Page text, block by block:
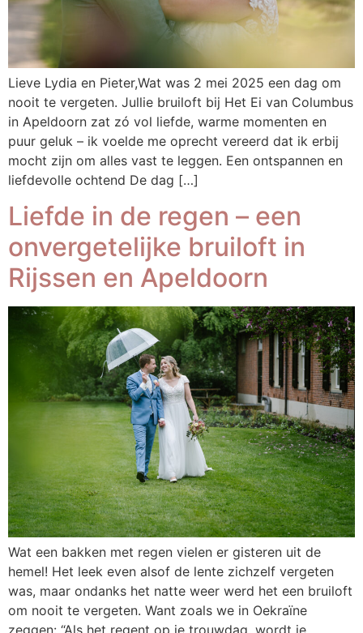
Lieve Lydia en Pieter,Wat was 2 mei 2025 een dag om
nooit te vergeten. Jullie bruiloft bij Het Ei van Columbus
in Apeldoorn zat zó vol liefde, warme momenten en
puur geluk – ik voelde me oprecht vereerd dat ik erbij
mocht zijn om alles vast te leggen. Een ontspannen en
liefdevolle ochtend De dag […]
Liefde in de regen – een
onvergetelijke bruiloft in
Rijssen en Apeldoorn
Wat een bakken met regen vielen er gisteren uit de
hemel! Het leek even alsof de lente zichzelf vergeten
was, maar ondanks het natte weer werd het een bruiloft
om nooit te vergeten. Want zoals we in Oekraïne